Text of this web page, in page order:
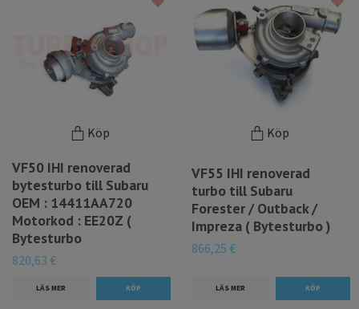
Köp
VF50 IHI renoverad
bytesturbo till Subaru
OEM : 14411AA720
Motorkod : EE20Z (
Bytesturbo
820,63 €
LÄS MER
Köp
VF55 IHI renoverad
turbo till Subaru
Forester / Outback /
Impreza ( Bytesturbo )
866,25 €
LÄS MER